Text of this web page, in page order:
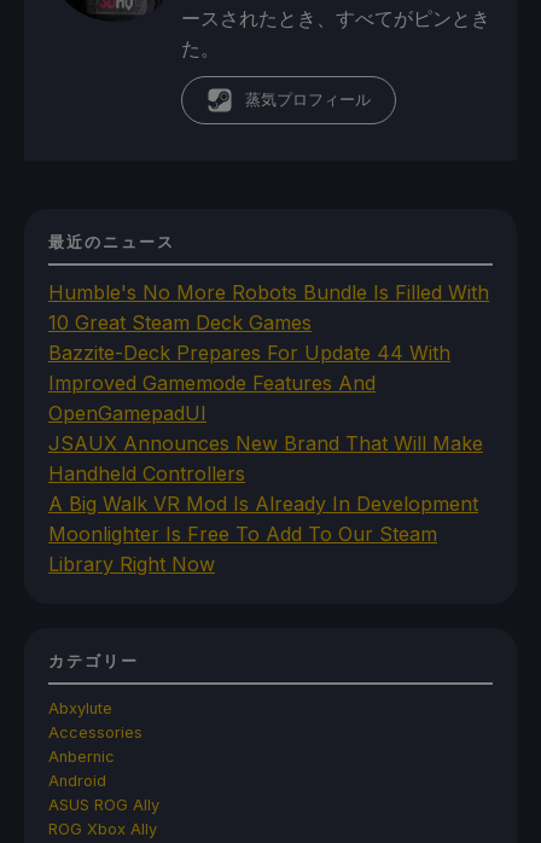
ースされたとき、すべてがピンとき
た。
蒸気プロフィール
最近のニュース
Humble's No More Robots Bundle Is Filled With
10 Great Steam Deck Games
Bazzite-Deck Prepares For Update 44 With
Improved Gamemode Features And
OpenGamepadUI
JSAUX Announces New Brand That Will Make
Handheld Controllers
A Big Walk VR Mod Is Already In Development
Moonlighter Is Free To Add To Our Steam
Library Right Now
カテゴリー
Abxylute
Accessories
Anbernic
Android
ASUS ROG Ally
ROG Xbox Ally